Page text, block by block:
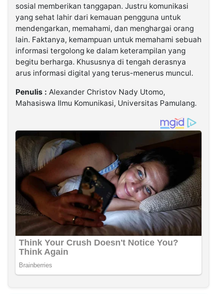
sosial memberikan tanggapan. Justru komunikasi
yang sehat lahir dari kemauan pengguna untuk
mendengarkan, memahami, dan menghargai orang
lain. Faktanya, kemampuan untuk memahami sebuah
informasi tergolong ke dalam keterampilan yang
begitu berharga. Khususnya di tengah derasnya
arus informasi digital yang terus-menerus muncul.
Penulis : Alexander Christov Nady Utomo,
Mahasiswa Ilmu Komunikasi, Universitas Pamulang.